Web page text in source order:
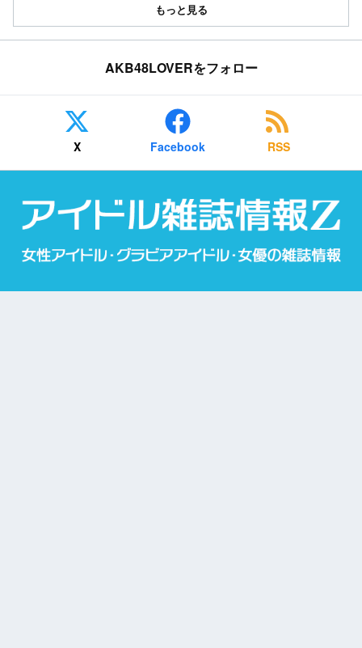
もっと見る
AKB48LOVERをフォロー
X Facebook RSS